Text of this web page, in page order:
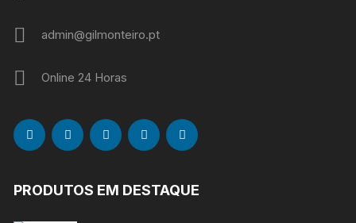
admin@gilmonteiro.pt
Online 24 Horas
PRODUTOS EM DESTAQUE